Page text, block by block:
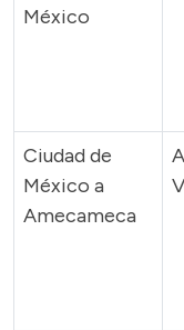
México
Ciudad de
México a
Amecameca